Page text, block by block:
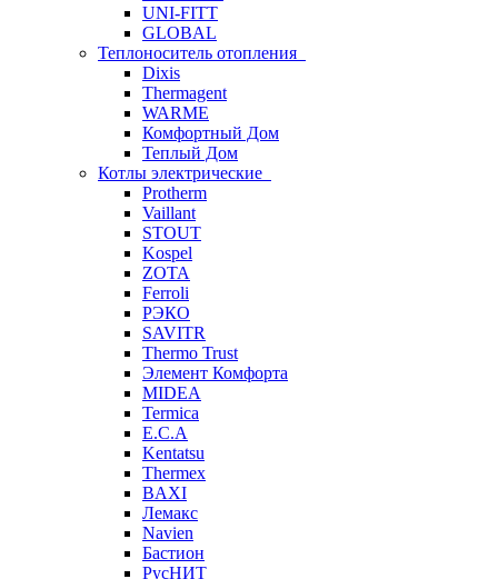
UNI-FITT
GLOBAL
Теплоноситель отопления
Dixis
Thermagent
WARME
Комфортный Дом
Теплый Дом
Котлы электрические
Protherm
Vaillant
STOUT
Kospel
ZOTA
Ferroli
РЭКО
SAVITR
Thermo Trust
Элемент Комфорта
MIDEA
Termica
E.C.A
Kentatsu
Thermex
BAXI
Лемакс
Navien
Бастион
РусНИТ